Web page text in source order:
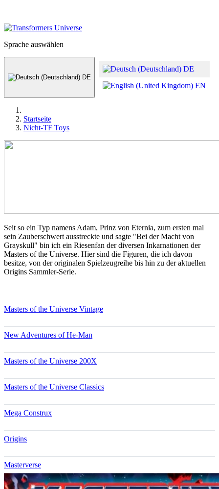
Sprache auswählen
DE
DE
EN
Startseite
Nicht-TF Toys
Seit so ein Typ namens Adam, Prinz von Eternia, zum ersten mal
sein Zauberschwert ausstreckte und sagte "Bei der Macht von
Grayskull" bin ich ein Riesenfan der diversen Inkarnationen der
Masters of the Universe. Hier sind die Figuren, die ich davon
besitze, von der originalen Spielzeugreihe bis hin zu der aktuellen
Origins Sammler-Serie.
Masters of the Universe Vintage
New Adventures of He-Man
Masters of the Universe 200X
Masters of the Universe Classics
Mega Construx
Origins
Masterverse